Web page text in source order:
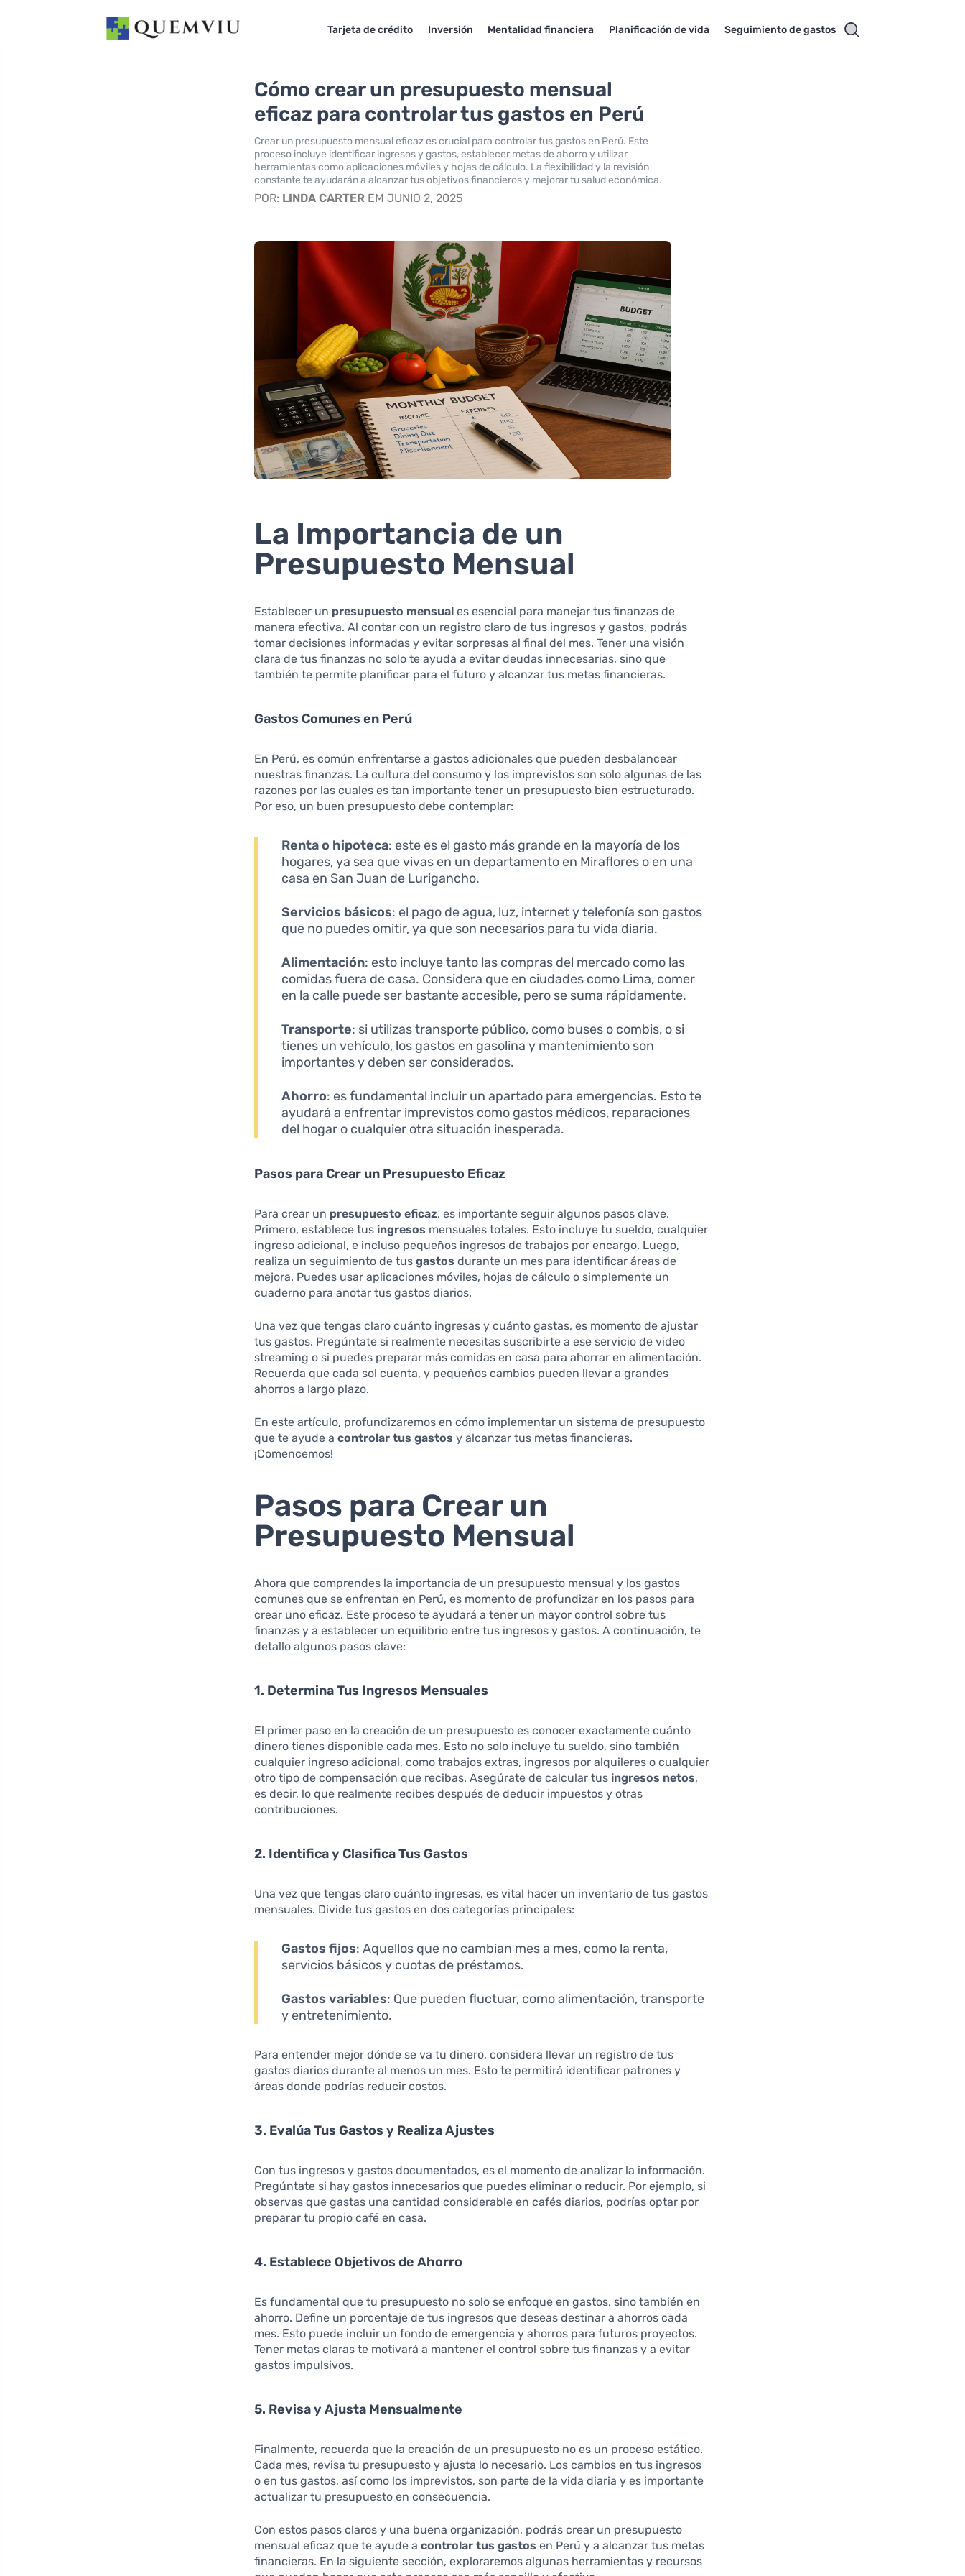
Tarjeta de crédito Inversión Mentalidad financiera Planificación de vida Seguimiento de gastos
Cómo crear un presupuesto mensual
eficaz para controlar tus gastos en Perú
Crear un presupuesto mensual eficaz es crucial para controlar tus gastos en Perú. Este
proceso incluye identificar ingresos y gastos, establecer metas de ahorro y utilizar
herramientas como aplicaciones móviles y hojas de cálculo. La flexibilidad y la revisión
constante te ayudarán a alcanzar tus objetivos financieros y mejorar tu salud económica.
POR: LINDA CARTER EM JUNIO 2, 2025
La Importancia de un
Presupuesto Mensual
Establecer un presupuesto mensual es esencial para manejar tus finanzas de
manera efectiva. Al contar con un registro claro de tus ingresos y gastos, podrás
tomar decisiones informadas y evitar sorpresas al final del mes. Tener una visión
clara de tus finanzas no solo te ayuda a evitar deudas innecesarias, sino que
también te permite planificar para el futuro y alcanzar tus metas financieras.
Gastos Comunes en Perú
En Perú, es común enfrentarse a gastos adicionales que pueden desbalancear
nuestras finanzas. La cultura del consumo y los imprevistos son solo algunas de las
razones por las cuales es tan importante tener un presupuesto bien estructurado.
Por eso, un buen presupuesto debe contemplar:
Renta o hipoteca: este es el gasto más grande en la mayoría de los
hogares, ya sea que vivas en un departamento en Miraflores o en una
casa en San Juan de Lurigancho.
Servicios básicos: el pago de agua, luz, internet y telefonía son gastos
que no puedes omitir, ya que son necesarios para tu vida diaria.
Alimentación: esto incluye tanto las compras del mercado como las
comidas fuera de casa. Considera que en ciudades como Lima, comer
en la calle puede ser bastante accesible, pero se suma rápidamente.
Transporte: si utilizas transporte público, como buses o combis, o si
tienes un vehículo, los gastos en gasolina y mantenimiento son
importantes y deben ser considerados.
Ahorro: es fundamental incluir un apartado para emergencias. Esto te
ayudará a enfrentar imprevistos como gastos médicos, reparaciones
del hogar o cualquier otra situación inesperada.
Pasos para Crear un Presupuesto Eficaz
Para crear un presupuesto eficaz, es importante seguir algunos pasos clave.
Primero, establece tus ingresos mensuales totales. Esto incluye tu sueldo, cualquier
ingreso adicional, e incluso pequeños ingresos de trabajos por encargo. Luego,
realiza un seguimiento de tusgastos durante un mes para identificar áreas de
mejora. Puedes usar aplicaciones móviles, hojas de cálculo o simplemente un
cuaderno para anotar tus gastos diarios.
Una vez que tengas claro cuánto ingresas y cuánto gastas, es momento de ajustar
tus gastos. Pregúntate si realmente necesitas suscribirte a ese servicio de video
streaming o si puedes preparar más comidas en casa para ahorrar en alimentación.
Recuerda que cada sol cuenta, y pequeños cambios pueden llevar a grandes
ahorros a largo plazo.
En este artículo, profundizaremos en cómo implementar un sistema de presupuesto
que te ayude acontrolar tus gastos y alcanzar tus metas financieras.
¡Comencemos!
Pasos para Crear un
Presupuesto Mensual
Ahora que comprendes la importancia de un presupuesto mensual y los gastos
comunes que se enfrentan en Perú, es momento de profundizar en los pasos para
crear uno eficaz. Este proceso te ayudará a tener un mayor control sobre tus
finanzas y a establecer un equilibrio entre tus ingresos y gastos. A continuación, te
detallo algunos pasos clave:
1. Determina Tus Ingresos Mensuales
El primer paso en la creación de un presupuesto es conocer exactamente cuánto
dinero tienes disponible cada mes. Esto no solo incluye tu sueldo, sino también
cualquier ingreso adicional, como trabajos extras, ingresos por alquileres o cualquier
otro tipo de compensación que recibas. Asegúrate de calcular tus ingresos netos,
es decir, lo que realmente recibes después de deducir impuestos y otras
contribuciones.
2. Identifica y Clasifica Tus Gastos
Una vez que tengas claro cuánto ingresas, es vital hacer un inventario de tus gastos
mensuales. Divide tus gastos en dos categorías principales:
Gastos fijos: Aquellos que no cambian mes a mes, como la renta,
servicios básicos y cuotas de préstamos.
Gastos variables: Que pueden fluctuar, como alimentación, transporte
y entretenimiento.
Para entender mejor dónde se va tu dinero, considera llevar un registro de tus
gastos diarios durante al menos un mes. Esto te permitirá identificar patrones y
áreas donde podrías reducir costos.
3. Evalúa Tus Gastos y Realiza Ajustes
Con tus ingresos y gastos documentados, es el momento de analizar la información.
Pregúntate si hay gastos innecesarios que puedes eliminar o reducir. Por ejemplo, si
observas que gastas una cantidad considerable en cafés diarios, podrías optar por
preparar tu propio café en casa.
4. Establece Objetivos de Ahorro
Es fundamental que tu presupuesto no solo se enfoque en gastos, sino también en
ahorro. Define un porcentaje de tus ingresos que deseas destinar a ahorros cada
mes. Esto puede incluir un fondo de emergencia y ahorros para futuros proyectos.
Tener metas claras te motivará a mantener el control sobre tus finanzas y a evitar
gastos impulsivos.
5. Revisa y Ajusta Mensualmente
Finalmente, recuerda que la creación de un presupuesto no es un proceso estático.
Cada mes, revisa tu presupuesto y ajusta lo necesario. Los cambios en tus ingresos
o en tus gastos, así como los imprevistos, son parte de la vida diaria y es importante
actualizar tu presupuesto en consecuencia.
Con estos pasos claros y una buena organización, podrás crear un presupuesto
mensual eficaz que te ayude acontrolar tus gastos en Perú y a alcanzar tus metas
financieras. En la siguiente sección, exploraremos algunas herramientas y recursos